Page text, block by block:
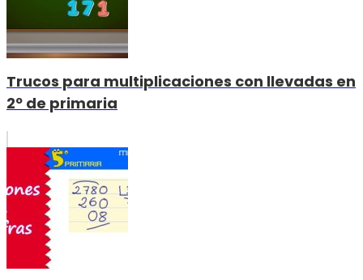
Trucos para multiplicaciones con llevadas en
2º de primaria